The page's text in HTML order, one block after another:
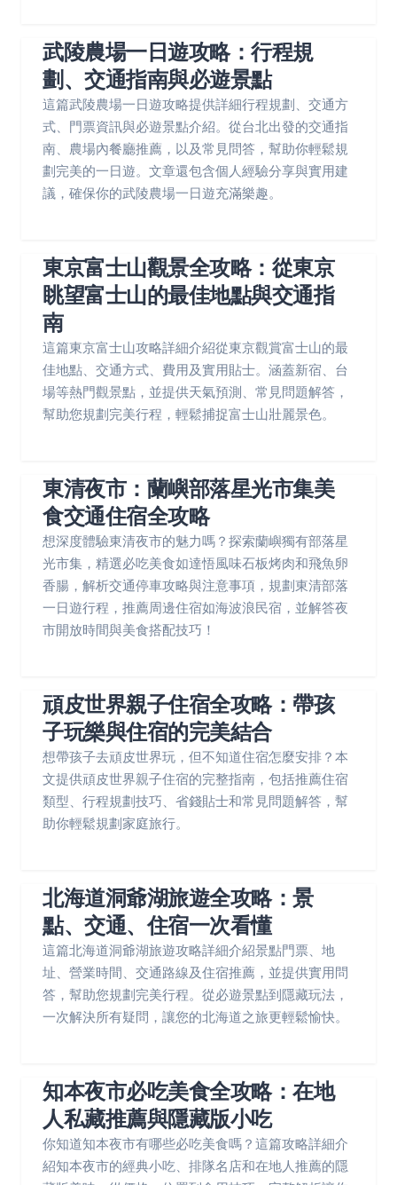
武陵農場一日遊攻略：行程規
劃、交通指南與必遊景點
這篇武陵農場一日遊攻略提供詳細行程規劃、交通方
式、門票資訊與必遊景點介紹。從台北出發的交通指
南、農場內餐廳推薦，以及常見問答，幫助你輕鬆規
劃完美的一日遊。文章還包含個人經驗分享與實用建
議，確保你的武陵農場一日遊充滿樂趣。
東京富士山觀景全攻略：從東京
眺望富士山的最佳地點與交通指
南
這篇東京富士山攻略詳細介紹從東京觀賞富士山的最
佳地點、交通方式、費用及實用貼士。涵蓋新宿、台
場等熱門觀景點，並提供天氣預測、常見問題解答，
幫助您規劃完美行程，輕鬆捕捉富士山壯麗景色。
東清夜市：蘭嶼部落星光市集美
食交通住宿全攻略
想深度體驗東清夜市的魅力嗎？探索蘭嶼獨有部落星
光市集，精選必吃美食如達悟風味石板烤肉和飛魚卵
香腸，解析交通停車攻略與注意事項，規劃東清部落
一日遊行程，推薦周邊住宿如海波浪民宿，並解答夜
市開放時間與美食搭配技巧！
頑皮世界親子住宿全攻略：帶孩
子玩樂與住宿的完美結合
想帶孩子去頑皮世界玩，但不知道住宿怎麼安排？本
文提供頑皮世界親子住宿的完整指南，包括推薦住宿
類型、行程規劃技巧、省錢貼士和常見問題解答，幫
助你輕鬆規劃家庭旅行。
北海道洞爺湖旅遊全攻略：景
點、交通、住宿一次看懂
這篇北海道洞爺湖旅遊攻略詳細介紹景點門票、地
址、營業時間、交通路線及住宿推薦，並提供實用問
答，幫助您規劃完美行程。從必遊景點到隱藏玩法，
一次解決所有疑問，讓您的北海道之旅更輕鬆愉快。
知本夜市必吃美食全攻略：在地
人私藏推薦與隱藏版小吃
你知道知本夜市有哪些必吃美食嗎？這篇攻略詳細介
紹知本夜市的經典小吃、排隊名店和在地人推薦的隱